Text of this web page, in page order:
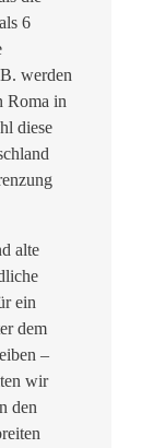
6
werden
Roma in
diese
alte
ein
dem
–
wir
den